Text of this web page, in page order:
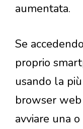
aumentata.
Se
proprio
usando la
browser web
avviare una